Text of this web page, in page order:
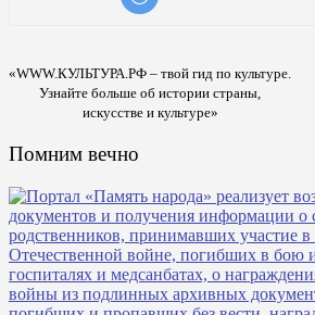
«WWW.КУЛЬТУРА.РФ – твой гид по культуре.
Узнайте больше об истории страны,
искусстве и культуре»
Помним вечно